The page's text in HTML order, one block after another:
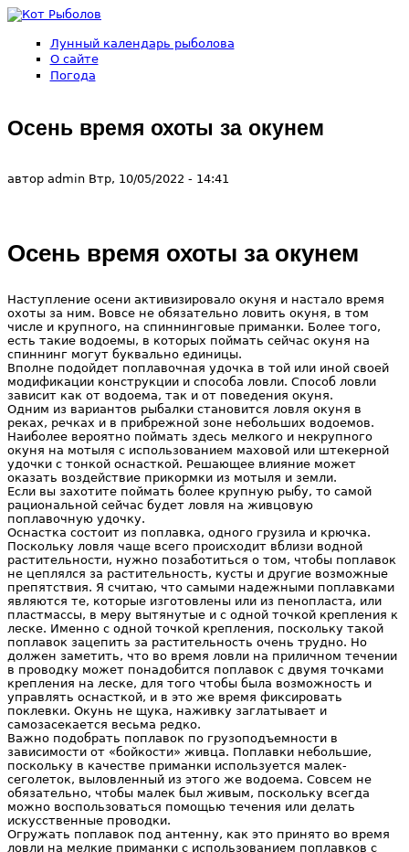
Перейти к основному содержанию
Кот
Рыболов
Лунный календарь рыболова
О сайте
Погода
Осень время охоты за окунем
автор admin Втр, 10/05/2022 - 14:41
Осень время охоты за окунем
Наступление осени активизировало окуня и настало время
охоты за ним. Вовсе не обязательно ловить окуня, в том
числе и крупного, на спиннинговые приманки. Более того,
есть такие водоемы, в которых поймать сейчас окуня на
спиннинг могут буквально единицы.
Вполне подойдет поплавочная удочка в той или иной своей
модификации конструкции и способа ловли. Способ ловли
зависит как от водоема, так и от поведения окуня.
Одним из вариантов рыбалки становится ловля окуня в
реках, речках и в прибрежной зоне небольших водоемов.
Наиболее вероятно поймать здесь мелкого и некрупного
окуня на мотыля с использованием маховой или штекерной
удочки с тонкой оснасткой. Решающее влияние может
оказать воздействие прикормки из мотыля и земли.
Если вы захотите поймать более крупную рыбу, то самой
рациональной сейчас будет ловля на живцовую
поплавочную удочку.
Оснастка состоит из поплавка, одного грузила и крючка.
Поскольку ловля чаще всего происходит вблизи водной
растительности, нужно позаботиться о том, чтобы поплавок
не цеплялся за растительность, кусты и другие возможные
препятствия. Я считаю, что самыми надежными поплавками
являются те, которые изготовлены или из пенопласта, или
пластмассы, в меру вытянутые и с одной точкой крепления к
леске. Именно с одной точкой крепления, поскольку такой
поплавок зацепить за растительность очень трудно. Но
должен заметить, что во время ловли на приличном течении
в проводку может понадобится поплавок с двумя точками
крепления на леске, для того чтобы была возможность и
управлять оснасткой, и в это же время фиксировать
поклевки. Окунь не щука, наживку заглатывает и
самозасекается весьма редко.
Важно подобрать поплавок по грузоподъемности в
зависимости от «бойкости» живца. Поплавки небольшие,
поскольку в качестве приманки используется малек-
сеголеток, выловленный из этого же водоема. Совсем не
обязательно, чтобы малек был живым, поскольку всегда
можно воспользоваться помощью течения или делать
искусственные проводки.
Огружать поплавок под антенну, как это принято во время
ловли на мелкие приманки с использованием поплавков с